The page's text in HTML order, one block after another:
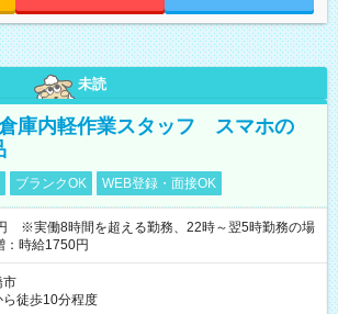
未読
倉庫内軽作業スタッフ スマホの
ブランクOK WEB登録・面接OK
※実働8時間を超える勤務、22時～翌5時勤務の場
：時給1750円
市
徒歩10分程度